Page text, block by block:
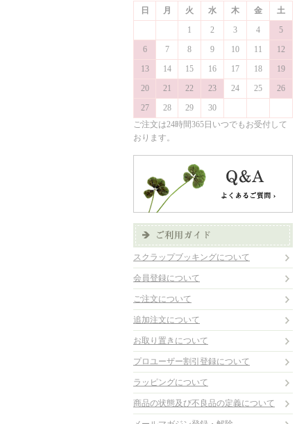
日
月 火 水 木 金
土
1
2 3 4
5
6
7 8 9 10 11
12
13
14 15 16 17 18
19
20
21 22 23 24 25
26
27
28 29
30
ご注文は24時間365日いつでもお受付して
おります。
スクラップブッキングについて
会員登録について
ご注文について
追加注文について
お取り置きについて
プロユーザー割引登録について
ラッピングについて
商品の状態及び不良品の定義について